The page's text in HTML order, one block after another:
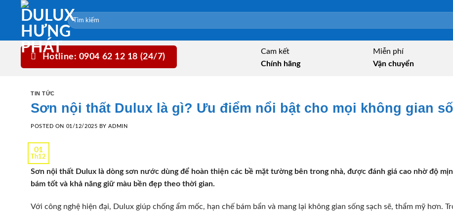
content
Hotline: 0904 62 12 18 (24/7)
Cam kết
Chính hãng
Miễn phí
Vận chuyển
TIN TỨC
Sơn nội thất Dulux là gì? Ưu điểm nổi bật cho mọi không gian
POSTED ON 01/12/2025 BYADMIN
01
Th12
Sơn nội thất Dulux là dòng sơn nước dùng để hoàn thiện các bề mặt tường bên trong nhà, được đánh giá cao nhờ độ
bám tốt và khả năng giữ màu bền đẹp theo thời gian.
Với công nghệ hiện đại, Dulux giúp chống ẩm mốc, hạn chế bám bẩn và mang lại không gian sống sạch sẽ, thẩm mỹ hơn.